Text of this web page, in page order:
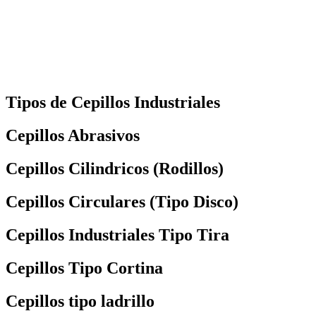
Tipos de Cepillos Industriales
Cepillos Abrasivos
Cepillos Cilindricos (Rodillos)
Cepillos Circulares (Tipo Disco)
Cepillos Industriales Tipo Tira
Cepillos Tipo Cortina
Cepillos tipo ladrillo